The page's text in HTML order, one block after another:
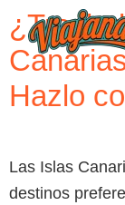
Hazlo
Las Islas
destinos